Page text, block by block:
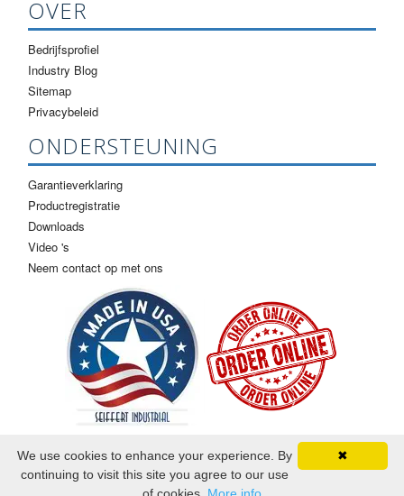
OVER
Bedrijfsprofiel
Industry Blog
Sitemap
Privacybeleid
ONDERSTEUNING
Garantieverklaring
Productregistratie
Downloads
Video 's
Neem contact op met ons
©2026 Seiffert industriële. Alle rechten voorbehouden.
✖
We use cookies to enhance your experience. By
continuing to visit this site you agree to our use